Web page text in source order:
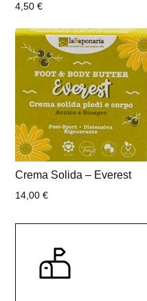
4,50€
Crema Solida – Everest
14,00€